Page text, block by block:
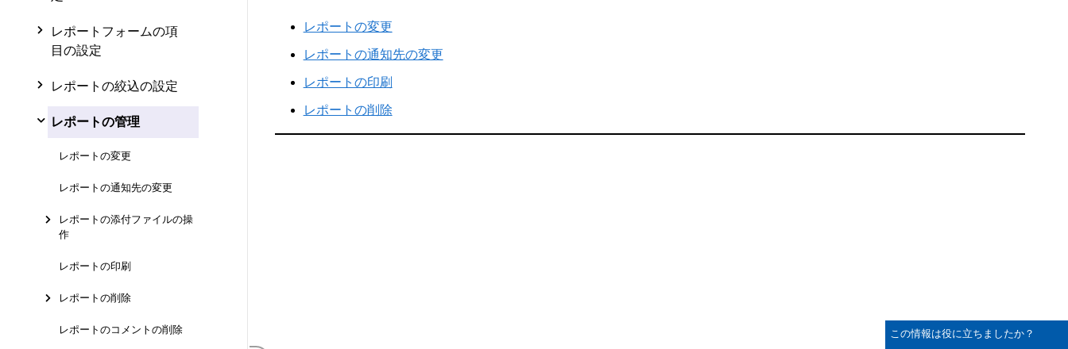
レポートフォームの項
目の設定
レポートの絞込の設定
レポートの管理
レポートの変更
レポートの通知先の変更
レポートの添付ファイルの操
作
レポートの印刷
レポートの削除
レポートのコメントの削除
レポートの変更
レポートの通知先の変更
レポートの印刷
レポートの削除
この情報は役に立ちましたか？